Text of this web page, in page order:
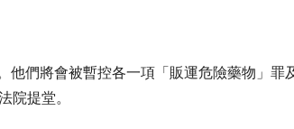
他們將會被暫控各一項「販運危險藥物」罪
院提堂。